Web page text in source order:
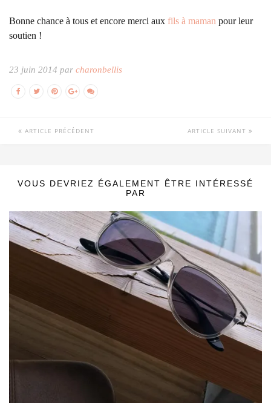
Bonne chance à tous et encore merci aux fils à maman pour leur
soutien !
23 juin 2014 par charonbellis
ARTICLE PRÉCÉDENT ARTICLE SUIVANT
VOUS DEVRIEZ ÉGALEMENT ÊTRE INTÉRESSÉ
PAR